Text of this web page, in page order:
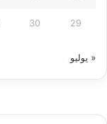
29
30
« يوليو